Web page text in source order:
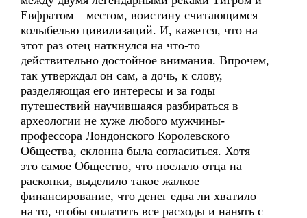
Евфратом – местом, воистину считающимся
колыбелью цивилизаций. И, кажется, что на
этот раз отец наткнулся на что-то
действительно достойное внимания. Впрочем,
так утверждал он сам, а дочь, к слову,
разделяющая его интересы и за годы
путешествий научившаяся разбираться в
археологии не хуже любого мужчины-
профессора Лондонского Королевского
Общества, склонна была согласиться. Хотя
это самое Общество, что послало отца на
раскопки, выделило такое жалкое
финансирование, что денег едва ли хватило
на то, чтобы оплатить все расходы и нанять с